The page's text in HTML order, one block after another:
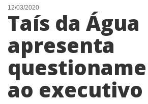
NOTÍCIAS
LISTA DIGITAL
CONTATO
ANUNCIE
12/03/2020
Taís da Água
apresenta
ao executivo